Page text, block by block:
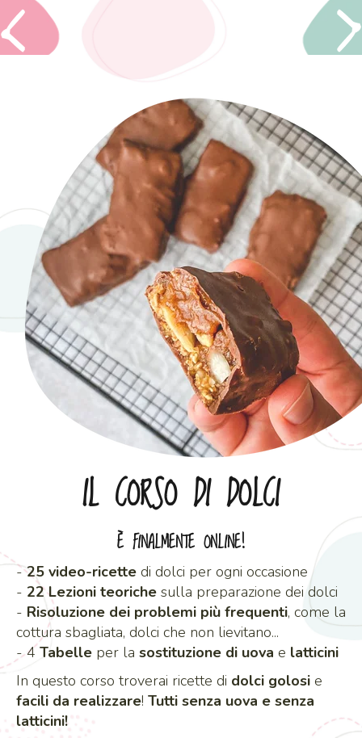
IL CORSO DI DOLCI
È FINALMENTE ONLINE!
-25 video-ricette di dolci per ogni occasione
- 22 Lezioni teoriche sulla preparazione dei dolci
- Risoluzione dei problemi più frequenti, come la
cottura sbagliata, dolci che non lievitano...
- 4Tabelle per la sostituzione di uova e latticini
In questo corso troverai ricette di dolci golosi e
facili da realizzare! Tutti senza uova e senza
latticini!